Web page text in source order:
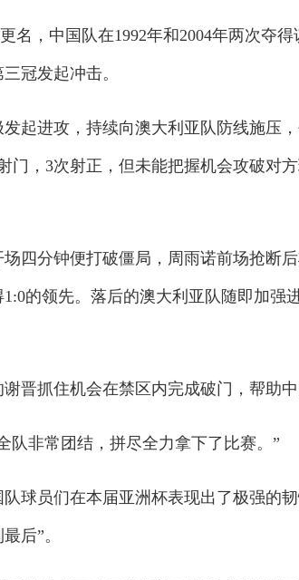
，中国队在1992年和2004年两次夺得
冠发起冲击。
进攻，持续向澳大利亚队防线施压
门，3次射正，但未能把握机会攻破对
分钟便打破僵局，周雨诺前场抢断后
的领先。落后的澳大利亚队随即加强
抓住机会在禁区内完成破门，帮助中
非常团结，拼尽全力拿下了比赛。”
员们在本届亚洲杯表现出了极强的韧
后”。